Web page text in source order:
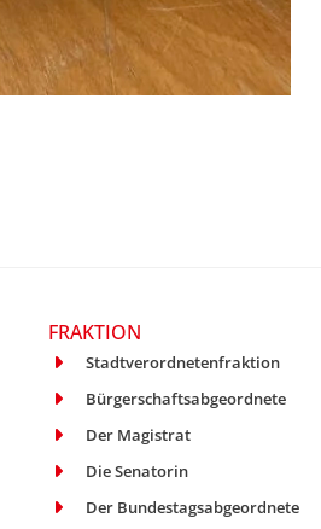
FRAKTION
Stadtverordnetenfraktion
Bürgerschaftsabgeordnete
Der Magistrat
Die Senatorin
Der Bundestagsabgeordnete